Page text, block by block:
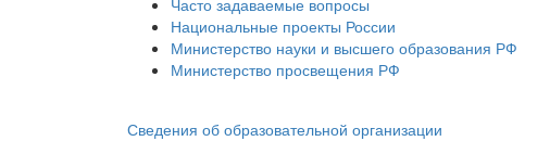
Национальные проекты России
Министерство науки и высшего образования РФ
Министерство просвещения РФ
Сведения об образовательной организации